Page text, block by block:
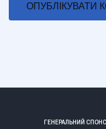
ГЕНЕРАЛЬНИЙ